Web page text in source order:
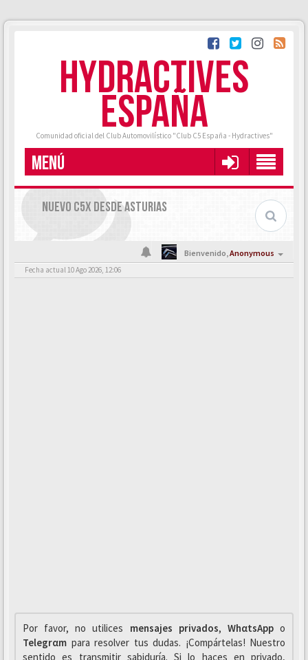
HYDRACTIVES
ESPAÑA
Comunidad oficial del Club Automovilístico "Club C5 España - Hydractives"
MENÚ
NUEVO C5X DESDE ASTURIAS
Bienvenido,Anonymous
Fecha actual 10 Ago 2026, 12:06
Por favor, no utilices mensajes privados, WhαtsAppo
Telegrαm para resolver tus dudas. ¡Compártelas! Nuestro
sentido es transmitir sabiduría. Si lo haces en privado,